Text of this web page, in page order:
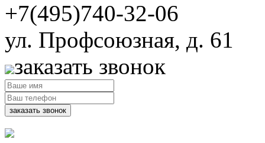
+7(495)740-32-06
ул. Профсоюзная, д. 61
заказать звонок